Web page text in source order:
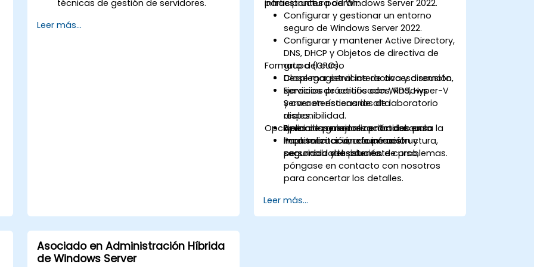
técnicas de gestión de servidores.
configuración de seguridad del
Leer más...
infraestructura de Windows Server 2022.
participantes podrán:
Configurar y gestionar un entorno
seguro de Windows Server 2022.
Configurar y mantener Active Directory,
DNS, DHCP y Objetos de directiva de
grupo (GPO).
Desplegar servicios de acceso remoto,
servicios de certificados, RDS, Hyper-V
y características de alta
disponibilidad.
Aplicar las mejores prácticas para la
monitorización, recuperación y
seguridad del sistema.
Formato del curso
Clase magistral interactiva y discusión.
Ejercicios prácticos con Windows
Server en escenarios de laboratorio
reales.
Ejercicios guiados centrados en la
implementación de infraestructura,
seguridad y resolución de problemas.
Opciones de personalización del curso
Para solicitar una formación
personalizada para este curso,
póngase en contacto con nosotros
para concertar los detalles.
Leer más...
Asociado en Administración Híbrida
de Windows Server